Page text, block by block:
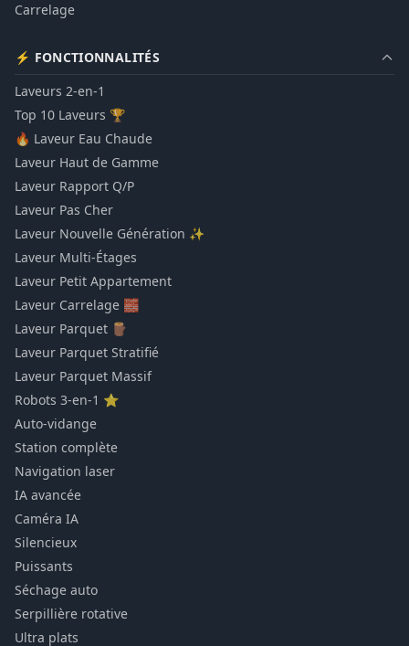
Carrelage
⚡ FONCTIONNALITÉS
Laveurs 2-en-1
Top 10 Laveurs 🏆
🔥 Laveur Eau Chaude
Laveur Haut de Gamme
Laveur Rapport Q/P
Laveur Pas Cher
Laveur Nouvelle Génération ✨
Laveur Multi-Étages
Laveur Petit Appartement
Laveur Carrelage 🧱
Laveur Parquet 🪵
Laveur Parquet Stratifié
Laveur Parquet Massif
Robots 3-en-1 ⭐
Auto-vidange
Station complète
Navigation laser
IA avancée
Caméra IA
Silencieux
Puissants
Séchage auto
Serpillière rotative
Ultra plats